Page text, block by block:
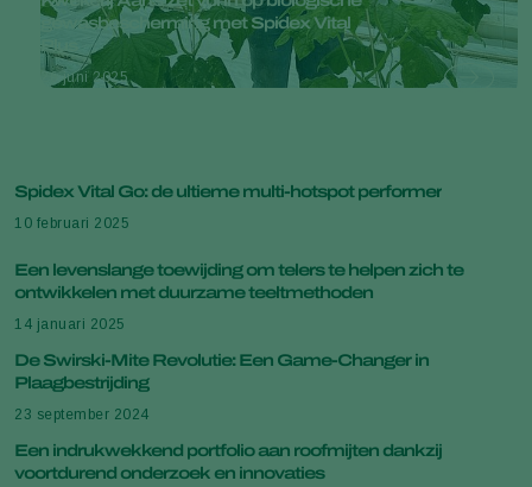
gewasbescherming met Spidex Vital
Plus
26 juni 2025
Spidex Vital Go: de ultieme multi-hotspot performer
10 februari 2025
Een levenslange toewijding om telers te helpen zich te
ontwikkelen met duurzame teeltmethoden
14 januari 2025
De Swirski-Mite Revolutie: Een Game-Changer in
Plaagbestrijding
23 september 2024
Een indrukwekkend portfolio aan roofmijten dankzij
voortdurend onderzoek en innovaties